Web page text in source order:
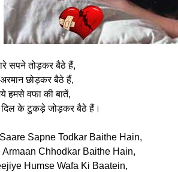
सपने तोड़कर बैठे हैं,
छोड़कर बैठे हैं,
हमसे वफा की बातें,
दिल के टुकड़े जोड़कर बैठे हैं।
Sapne Todkar Baithe Hain,
Armaan Chhodkar Baithe Hain,
Humse Wafa Ki Baatein,